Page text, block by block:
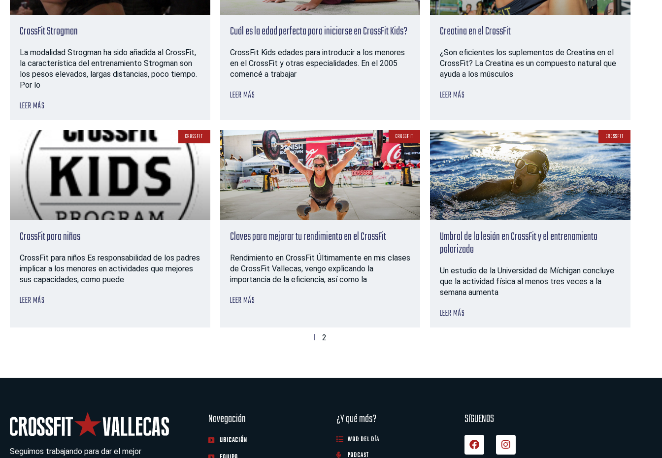
CrossFit Strogman
La modalidad Strogman ha sido añadida al CrossFit,
la característica del entrenamiento Strogman son
los pesos elevados, largas distancias, poco tiempo.
Por lo
LEER MÁS
Cuál es la edad perfecta para iniciarse en CrossFit Kids?
CrossFit Kids edades para introducir a los menores
en el CrossFit y otras especialidades. En el 2005
comencé a trabajar
LEER MÁS
Creatina en el CrossFit
¿Son eficientes los suplementos de Creatina en el
CrossFit? La Creatina es un compuesto natural que
ayuda a los músculos
LEER MÁS
CROSSFIT
CrossFit para niños
CrossFit para niños Es responsabilidad de los padres
implicar a los menores en actividades que mejores
sus capacidades, como puede
LEER MÁS
CROSSFIT
Claves para mejorar tu rendimiento en el CrossFit
Rendimiento en CrossFit Últimamente en mis clases
de CrossFit Vallecas, vengo explicando la
importancia de la eficiencia, así como la
LEER MÁS
CROSSFIT
Umbral de la lesión en CrossFit y el entrenamiento
polarizado
Un estudio de la Universidad de Míchigan concluye
que la actividad física al menos tres veces a la
semana aumenta
LEER MÁS
1 2
Seguimos trabajando para dar el mejor
Navegación
UBICACIÓN
¿Y qué más?
WOD DEL DÍA
PODCAST
SíGUENOS
F
a
I
n